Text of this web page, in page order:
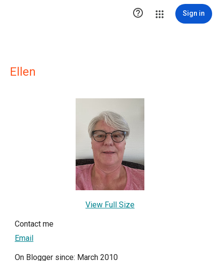
 Sign in
Ellen
View Full Size
Contact me
Email
On Blogger since: March 2010